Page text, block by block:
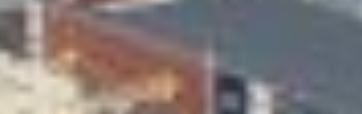
Mämminiemi
Taideapteekki
Kirjasto